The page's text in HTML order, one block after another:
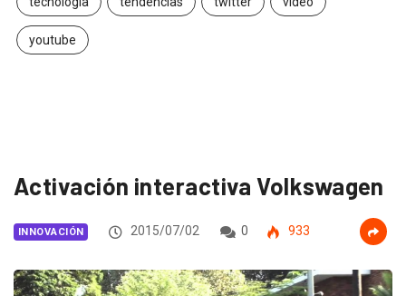
youtube
Activación interactiva Volkswagen
INNOVACIÓN 2015/07/02 0 933